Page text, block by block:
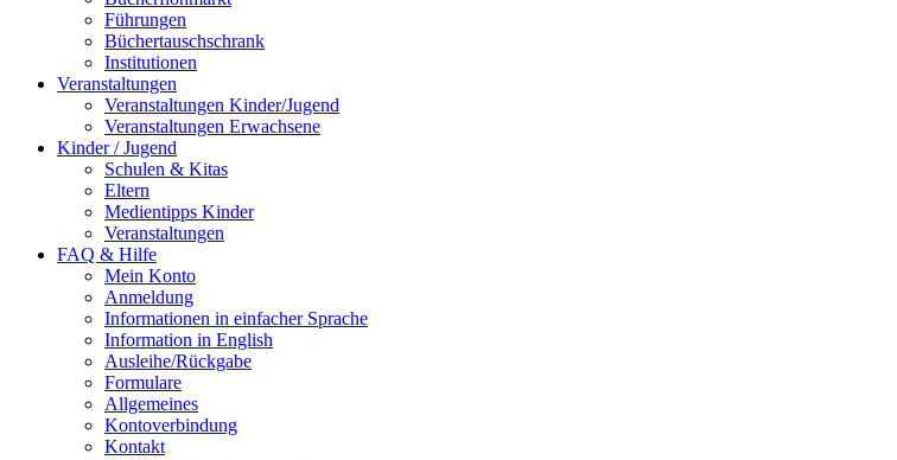
Führungen
Büchertauschschrank
Institutionen
Veranstaltungen
Veranstaltungen Kinder/Jugend
Veranstaltungen Erwachsene
Kinder / Jugend
Schulen & Kitas
Eltern
Medientipps Kinder
Veranstaltungen
FAQ & Hilfe
Mein Konto
Anmeldung
Informationen in einfacher Sprache
Information in English
Ausleihe/Rückgabe
Formulare
Allgemeines
Kontoverbindung
Kontakt